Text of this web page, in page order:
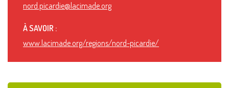
nord.picardie@lacimade.org
À SAVOIR :
www.lacimade.org/regions/nord-picardie/